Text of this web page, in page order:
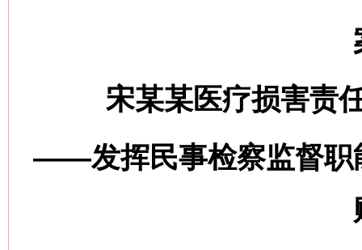
宋某某医疗损害责
——发挥民事检察监督职